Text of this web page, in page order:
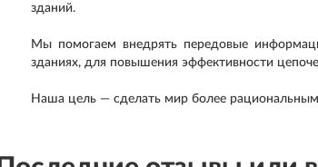
зданий.
Мы помогаем внедрять передовые
зданиях, для повышения эффективности
Наша цель — сделать мир более